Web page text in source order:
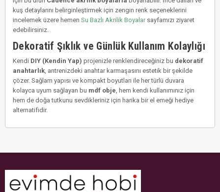
kuş detaylarını belirginleştirmek için zengin renk seçeneklerini
incelemek üzere hemen Su Bazlı Akrilik Boyalarsayfamızı ziyaret
edebilirsiniz.
Dekoratif Şıklık ve Günlük Kullanım Kolaylığı
Kendi DIY (Kendin Yap) projenizle renklendireceğiniz bu dekoratif
anahtarlık , antrenizdeki anahtar karmaşasını estetik bir şekilde
çözer. Sağlam yapısı ve kompakt boyutları ile her türlü duvara
kolayca uyum sağlayan bu mdf obje , hem kendi kullanımınız için
hem de doğa tutkunu sevdikleriniz için harika bir el emeği hediye
alternatifidir.